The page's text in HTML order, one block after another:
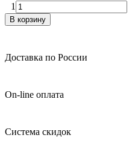
1
В корзину
Доставка по России
On-line оплата
Система скидок